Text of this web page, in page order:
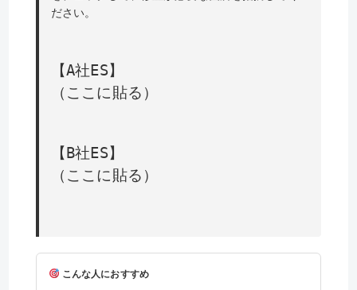
ださい。
【A社ES】
（ここに貼る）
【B社ES】
（ここに貼る）
こんな人におすすめ